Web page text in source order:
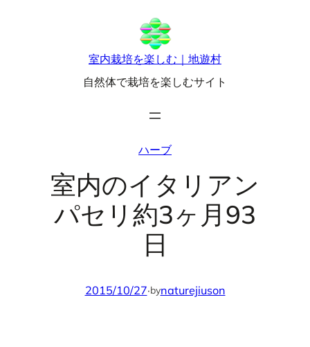
室内栽培を楽しむ｜地遊村
自然体で栽培を楽しむサイト
ハーブ
室内のイタリアン
パセリ約3ヶ月93
日
2015/10/27·bynaturejiuson